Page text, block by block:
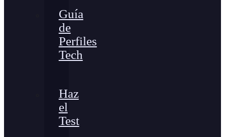
Guía
de
Perfiles
Tech
Haz
el
Test